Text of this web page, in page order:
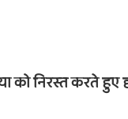
को निरस्त करते